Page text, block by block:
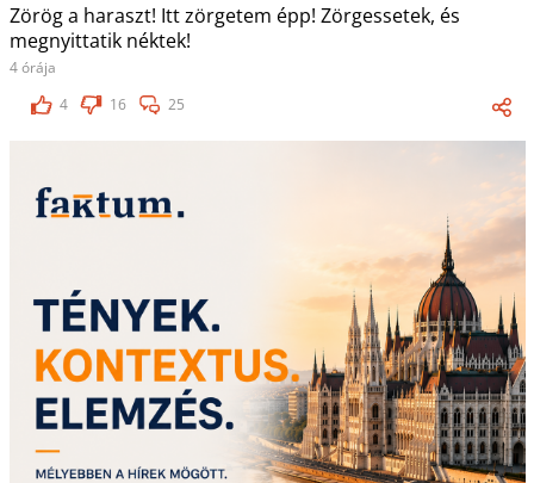
Zörög a haraszt! Itt zörgetem épp! Zörgessetek, és
megnyittatik néktek!
4 órája
4
16 25